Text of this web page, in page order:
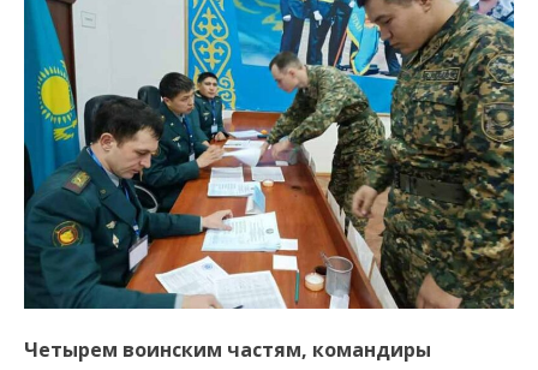
Четырем воинским частям, командиры